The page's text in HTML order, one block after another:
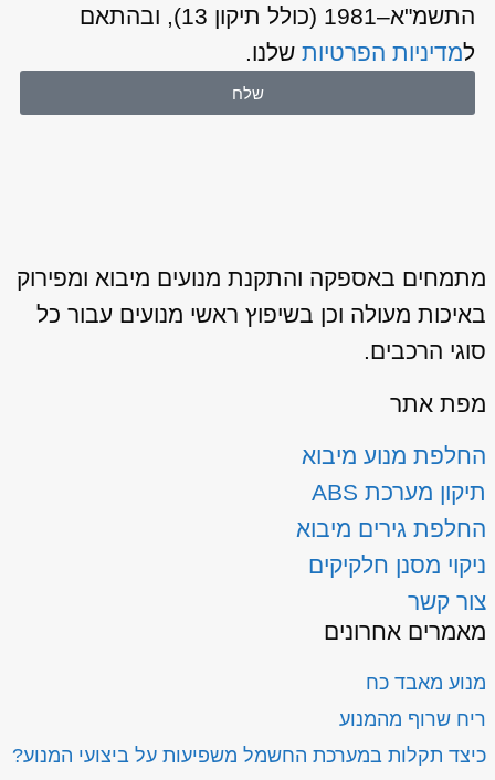
התשמ"א–1981 (כולל תיקון 13), ובהתאם
למדיניות הפרטיותשלנו.
שלח
מתמחים באספקה והתקנת מנועים מיבוא ומפירוק
באיכות מעולה וכן בשיפוץ ראשי מנועים עבור כל
סוגי הרכבים.
מפת אתר
החלפת מנוע מיבוא
תיקון מערכת ABS
החלפת גירים מיבוא
ניקוי מסנן חלקיקים
צור קשר
מאמרים אחרונים
מנוע מאבד כח
ריח שרוף מהמנוע
כיצד תקלות במערכת החשמל משפיעות על ביצועי המנוע?